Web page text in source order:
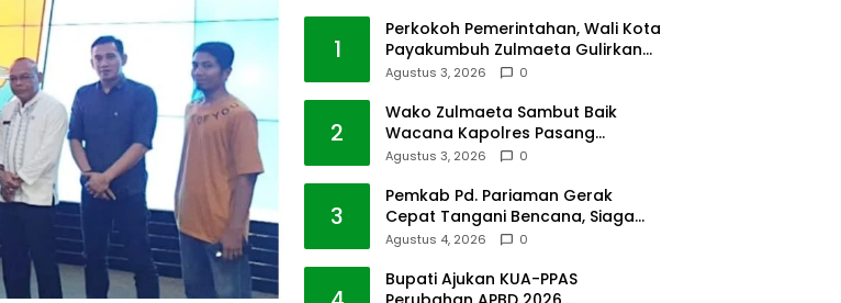
1
Perkokoh Pemerintahan, Wali Kota
Payakumbuh Zulmaeta Gulirkan
Jabatan
Agustus 3, 2026 0
2
Wako Zulmaeta Sambut Baik
Wacana Kapolres Pasang
Kamera Pantau Lalin
Agustus 3, 2026 0
3
Pemkab Pd. Pariaman Gerak
Cepat Tangani Bencana, Siaga
Cuaca Ekstrem
Agustus 4, 2026 0
Bupati Ajukan KUA-PPAS